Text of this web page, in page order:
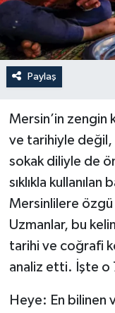
Paylaş
Mersin’in zengin
ve tarihiyle değil,
sokak diliyle de
sıklıkla
Mersinlilere
Uzmanlar, bu
tarihi ve coğrafi
analiz etti. İşte o
Heye: En bilinen